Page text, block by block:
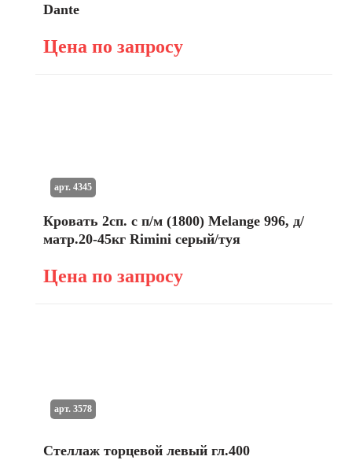
Dante
Цена по запросу
Кровать 2сп. с п/м (1800) Мelange 996, д/
матр.20-45кг Rimini серый/туя
Цена по запросу
арт. 4345
Стеллаж торцевой левый гл.400
арт. 3578